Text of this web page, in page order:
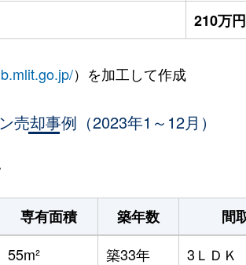
210万円
）を加工して作成
売却事例（2023年1～12月）
専有面積 築年数 間
55m² 築33年 3ＬＤＫ